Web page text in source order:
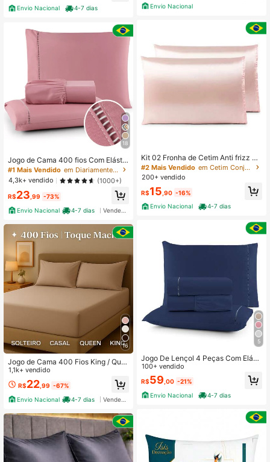
Envio Nacional
4-7 dias
18
Jogo de Cama 400 fios Com Elástic
o Padrão Hotel Solteiro Casal Quee
n King
#1 Mais Vendido
em Diariamente Conjuntos de lençóis com fronhas
4,3k+ vendido
(1000+)
R$23,99 -73%
Envio Nacional
4-7 dias
16
Jogo de Cama 400 Fios King / Que
en / Casal Padrão / Solteiro Lençol
+ Fronhas
1,1k+ vendido
R$22,99 -67%
Envio Nacional
4-7 dias
Envio Nacional
Kit 02 Fronha de Cetim Anti frizz 70
cmx50cm (Rose)
#2 Mais Vendido
em Cetim Conjuntos de lençóis com fronhas
200+ vendido
R$15 ,90 -16%
Envio Nacional
4-7 dias
5
Jogo De Lençol 4 Peças Com Elásti
co 600 Fios Egípcios Ponto Palito
100+ vendido
R$59 ,00 -21%
Envio Nacional
4-7 dias